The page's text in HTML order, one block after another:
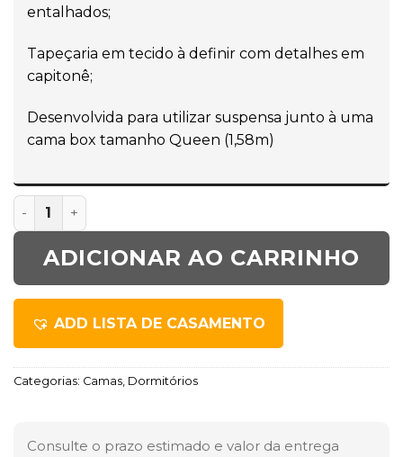
entalhados;
Tapeçaria em tecido à definir com detalhes em
capitonê;
Desenvolvida para utilizar suspensa junto à uma
cama box tamanho Queen (1,58m)
ADICIONAR AO CARRINHO
ADD LISTA DE CASAMENTO
Categorias: Camas Dormitórios
Consulte o prazo estimado e valor da entrega